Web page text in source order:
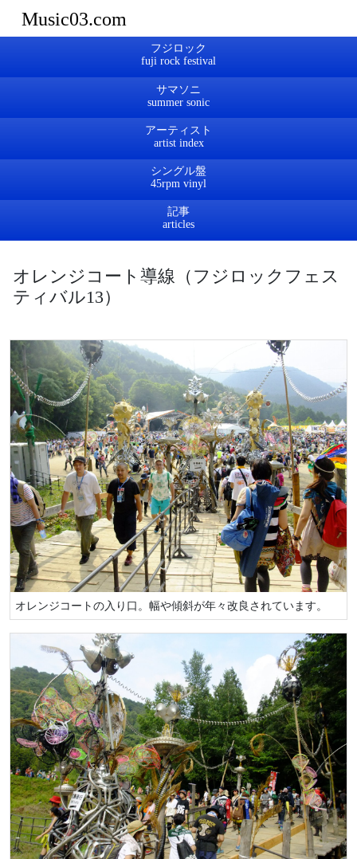
Music03.com
フジロック
サマソニ
アーティスト
シングル盤
記事
オレンジコート導線（フジロックフェス
ティバル13）
オレンジコートの入り口。幅や傾斜が年々改良されています。